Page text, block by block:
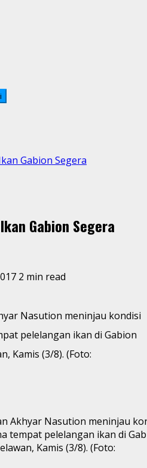
Gabion Segera
Gabion Segera
2 min read
Nasution meninjau kondisi
pelelangan ikan di Gabion
Kamis (3/8). (Foto:
Akhyar Nasution meninjau
tempat pelelangan ikan di
Kamis (3/8). (Foto: